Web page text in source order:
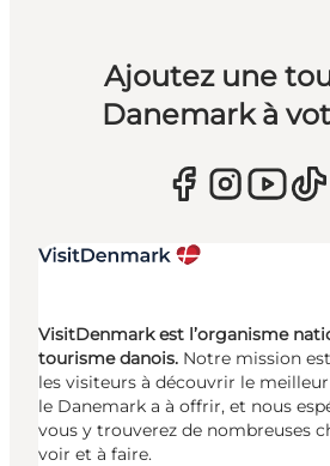
Ajoutez une
Danemark à
VisitDenmark est l’organisme
tourisme danois. Notre mission
les visiteurs à découvrir le
le Danemark a à offrir, et nous
vous y trouverez de nombreuses
voir et à faire.